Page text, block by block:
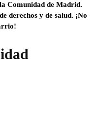
Comunidad de Madrid.
derechos y de salud. ¡No